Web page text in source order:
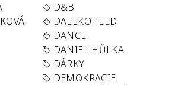
D&B
DALEKOHLED
DANCE
DANIEL HŮLKA
DÁRKY
DEMOKRACIE